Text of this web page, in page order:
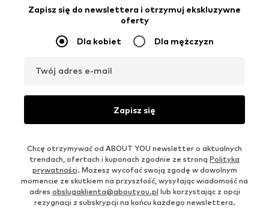
Zapisz się do newslettera i otrzymuj ekskluzywne
oferty
Dla kobiet Dla mężczyzn
Twój adres e-mail
Zapisz się
Chcę otrzymywać od ABOUT YOU newsletter o aktualnych
trendach, ofertach i kuponach zgodnie ze stroną Polityka
prywatności. Możesz wycofać swoją zgodę w dowolnym
momencie ze skutkiem na przyszłość, wysyłając wiadomość na
adres obslugaklienta@aboutyou.pl lub korzystając z opcji
rezygnacji z subskrypcji na końcu każdego newslettera.